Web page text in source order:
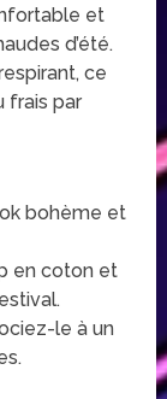
et
d’été.
ce
frais par
bohème et
en coton et
le à un